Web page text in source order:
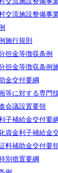
交流施設整備事
施行規則
担金等徴収条例
担金等徴収条例
金交付要綱
等に対する専門
会議設置要領
子補給金交付要綱
資金利子補給金
料補助金交付要
別措置要綱